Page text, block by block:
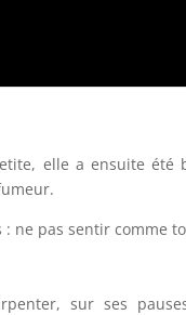
elle a ensuite été
ne pas sentir comme
sur ses